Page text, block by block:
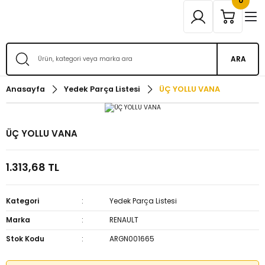
ARA
Anasayfa Yedek Parça Listesi ÜÇ YOLLU VANA
ÜÇ YOLLU VANA
1.313,68 TL
Kategori
Yedek Parça Listesi
Marka
RENAULT
Stok Kodu
ARGN001665